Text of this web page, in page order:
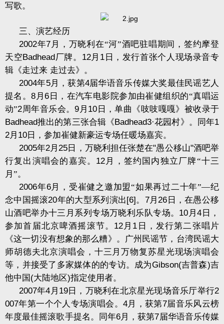
写歌。
三、演艺经历
2002年7 月，万晓利在“河”酒吧驻唱期间，签约摩登
天空Badhead厂牌。 12月 1日，发行首张个人现场录音专
辑《走过来 走过去》。
2004年5月，获第4届华语音乐传媒大奖最佳民谣艺人
提名。8 月6 日，在汽车电影院参加由崔健组织的“真唱运
动”2周年音乐会。9 月 10 日，单曲《吱吱嘎嘎》被收录于
Badhead推出的第三张合辑《Badhead3·花园村》。同年1
2月 10 日，参加崔健新豪运专场任暖场嘉宾。
2005年2月25 日，万晓利担任张楚在"愚公移山"酒吧举
行复出演唱会的嘉宾。 12 月，签约国内独立厂牌“十三
月”。
2006年6月，受崔健之邀加盟“如果再过二十年”—纪
念中国摇滚20年的大型系列演出[6]。 7月26 日，在愚公移
山酒吧举办十三月系列专场万晓利乐队专场。 10 月4 日，
参加首届北京啤酒摇滚节。 12 月 1 日，发行第二张唱片
《这一切没有想象的那么糟》。广州民谣节，台湾民谣大
师胡德夫北京演唱会，十三月万物复苏星光现场演唱会
等，并接受了多家媒体的的专访。成为Gibson(吉普森)吉
他中国 (大陆地区)指定使用者。
2007年4 月 19日，万晓利在北京星光现场音乐厅举行2
007年第一个个人专场演唱会。 4月，获第7届音乐风云榜
年度最佳摇滚歌手提名。同年6月，获第7届华语音乐传媒